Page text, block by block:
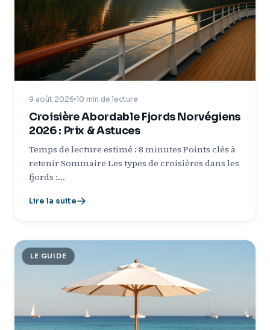
9 août 2026 10 min de lecture
Croisière Abordable Fjords Norvégiens
2026 : Prix & Astuces
Temps de lecture estimé : 8 minutes Points clés à
retenir Sommaire Les types de croisières dans les
fjords :…
Lire la suite
LE GUIDE